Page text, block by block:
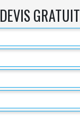
DEVIS GRATUIT